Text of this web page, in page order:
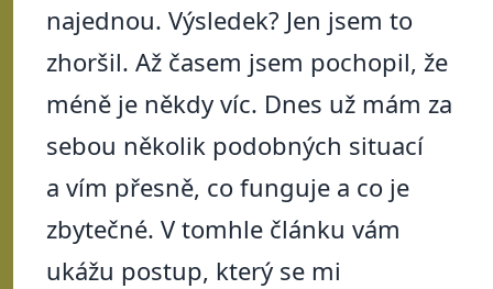
najednou. Výsledek? Jen jsem to
zhoršil. Až časem jsem pochopil, že
méně je někdy víc. Dnes už mám za
sebou několik podobných situací
a vím přesně, co funguje a co je
zbytečné. V tomhle článku vám
ukážu postup, který se mi